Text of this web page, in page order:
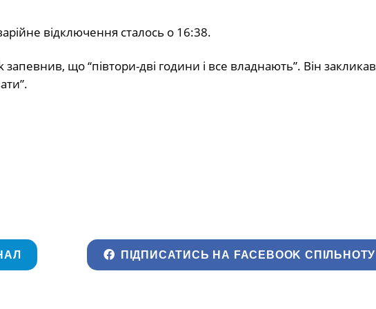
відключення сталось о 16:38.
запевнив, що “півтори-дві години і все владнають”. Він закликав
ПІДПИСАТИСЬ НА FACEBOOK СПІЛЬНОТУ